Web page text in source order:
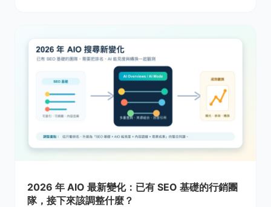
2026 年 AIO 最新變化：已有 SEO 基礎的行銷團
隊，接下來該調整什麼？